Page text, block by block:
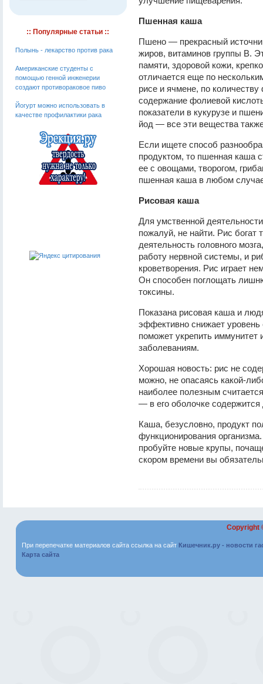
:: Популярные статьи ::
Полынь - лекарство против рака
Американские студенты с
помощью генной инженерии
создают противораковое пиво
Йогурт можно использовать в
качестве профилактики рака
Пшенная каша
Пшено — прекрасный
жиров, витаминов группы В.
памяти, здоровой кожи,
отличается еще по
рисе и ячмене, по
содержание фолиевой
показатели в кукурузе и
йод — все эти вещества
Если ищете способ
продуктом, то пшенная каша
ее с овощами, творогом,
пшенная каша в любом
Рисовая каша
Для умственной
пожалуй, не найти. Рис богат
деятельность головного
работу нервной системы, и
кроветворения. Рис играет
Он способен поглощать
токсины.
Показана рисовая каша и
эффективно снижает
поможет укрепить
заболеваниям.
Хорошая новость: рис не
можно, не опасаясь какой-
наиболее полезным
— в его оболочке
Каша, безусловно, продукт
функционирования
пробуйте новые крупы,
скором времени вы
Copyright
При перепечатке материалов сайта ссылка на сайт Кишечник.ру - новости
Карта сайта